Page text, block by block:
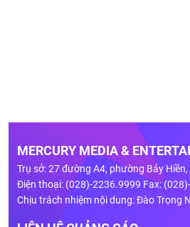
MERCURY MEDIA &
Trụ sở: 27 đường A4, phường Bảy
Điện thoại: (028)-2236.9999 Fax:
Chịu trách nhiệm nội dung: Đào Trọng